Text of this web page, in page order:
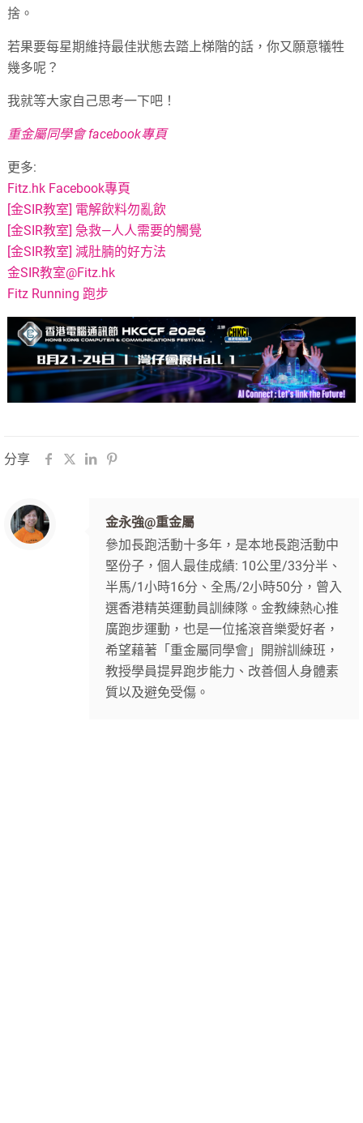
捨。
若果要每星期維持最佳狀態去踏上梯階的話，你又願意犠牲
幾多呢？
我就等大家自己思考一下吧！
重金屬同學會 facebook專頁
更多:
Fitz.hk Facebook專頁
[金SIR教室] 電解飲料勿亂飲
[金SIR教室] 急救—人人需要的觸覺
[金SIR教室] 減肚腩的好方法
金SIR教室@Fitz.hk
Fitz Running 跑步
分享
金永強@重金屬
參加長跑活動十多年，是本地長跑活動中
堅份子，個人最佳成績: 10公里/33分半、
半馬/1小時16分、全馬/2小時50分，曾入
選香港精英運動員訓練隊。金教練熱心推
廣跑步運動，也是一位搖滾音樂愛好者，
希望藉著「重金屬同學會」開辦訓練班，
教授學員提昇跑步能力、改善個人身體素
質以及避免受傷。